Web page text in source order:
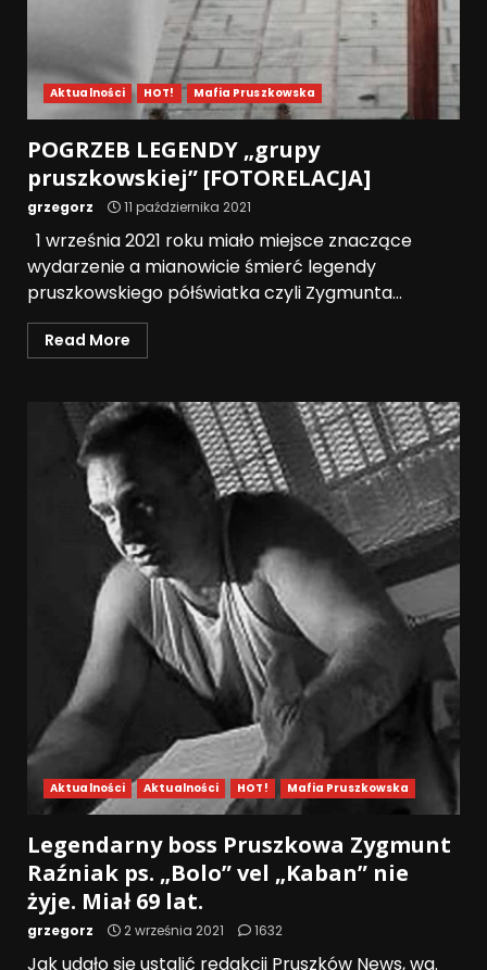
Aktualności HOT! Mafia Pruszkowska
POGRZEB LEGENDY „grupy
pruszkowskiej” [FOTORELACJA]
grzegorz 11 października 2021
1 września 2021 roku miało miejsce znaczące
wydarzenie a mianowicie śmierć legendy
pruszkowskiego półświatka czyli Zygmunta...
Read More
Aktualności Aktualności HOT! Mafia Pruszkowska
Legendarny boss Pruszkowa Zygmunt
Raźniak ps. „Bolo” vel „Kaban” nie
żyje. Miał 69 lat.
grzegorz 2 września 2021 1632
Jak udało się ustalić redakcji Pruszków News, wg.